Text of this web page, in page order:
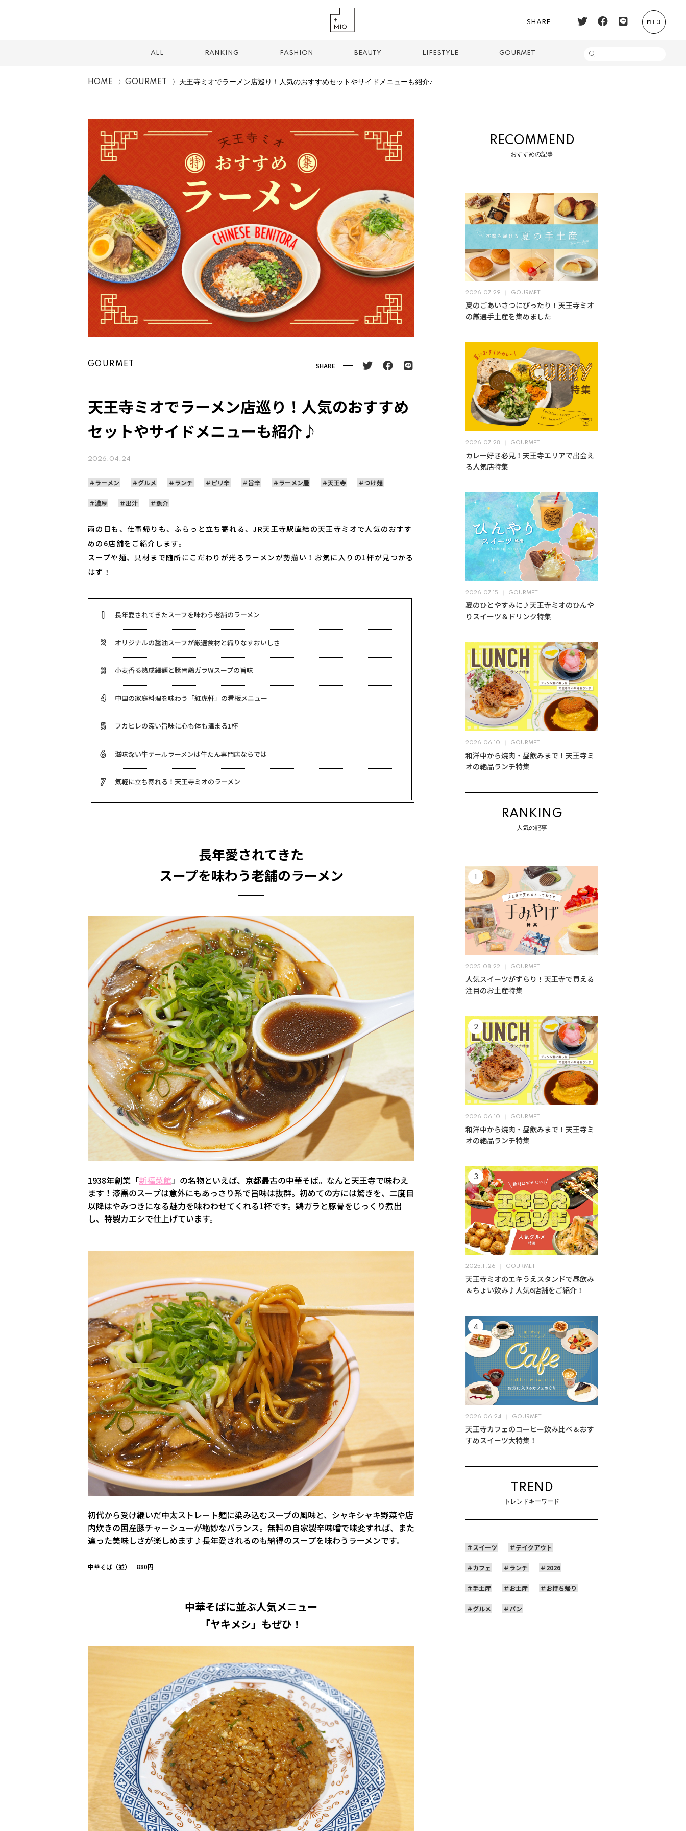
SHARE
ALL RANKING FASHION BEAUTY LIFESTYLE GOURMET
TREND TAG
テイクアウト カフェ 2026 お土産 お持ち帰り
HOME GOURMET 天王寺ミオでラーメン店巡り！人気のおすすめセットやサイドメニューも紹介♪
GOURMET SHARE
天王寺ミオでラーメン店巡り！人気のおすすめ
セットやサイドメニューも紹介♪
2026.04.24
ラーメン グルメ ランチ ピリ辛 旨辛 ラーメン屋 天王寺 つけ麺
濃厚 出汁 魚介
雨の日も、仕事帰りも、ふらっと立ち寄れる、JR天王寺駅直結の天王寺ミオで人気のおすす
めの6店舗をご紹介します。
スープや麺、具材まで随所にこだわりが光るラーメンが勢揃い！お気に入りの1杯が見つかる
はず！
1 長年愛されてきたスープを味わう老舗のラーメン
2 オリジナルの醤油スープが厳選食材と織りなすおいしさ
3 小麦香る熟成細麺と豚骨鶏ガラWスープの旨味
4 中国の家庭料理を味わう「紅虎軒」の看板メニュー
5 フカヒレの深い旨味に心も体も温まる1杯
6 滋味深い牛テールラーメンは牛たん専門店ならでは
7 気軽に立ち寄れる！天王寺ミオのラーメン
長年愛されてきた
スープを味わう老舗のラーメン
1938年創業「新福菜館 」の名物といえば、京都最古の中華そば。なんと天王寺で味わえ
ます！漆黒のスープは意外にもあっさり系で旨味は抜群。初めての方には驚きを、二度目
以降はやみつきになる魅力を味わわせてくれる1杯です。鶏ガラと豚骨をじっくり煮出
し、特製カエシで仕上げています。
初代から受け継いだ中太ストレート麺に染み込むスープの風味と、シャキシャキ野菜や店
内炊きの国産豚チャーシューが絶妙なバランス。無料の自家製辛味噌で味変すれば、また
違った美味しさが楽しめます♪長年愛されるのも納得のスープを味わうラーメンです。
中華そば（並） 880円
中華そばに並ぶ人気メニュー
「ヤキメシ」もぜひ！
RECOMMEND
おすすめの記事
2026.07.29 GOURMET
夏のごあいさつにぴったり！天王寺ミオ
の厳選手土産を集めました
2026.07.28 GOURMET
カレー好き必見！天王寺エリアで出会え
る人気店特集
2026.07.15 GOURMET
夏のひとやすみに♪天王寺ミオのひんや
りスイーツ＆ドリンク特集
2026.06.10 GOURMET
和洋中から焼肉・昼飲みまで！天王寺ミ
オの絶品ランチ特集
RANKING
人気の記事
2025.08.22 GOURMET
人気スイーツがずらり！天王寺で買える
注目のお土産特集
2026.06.10 GOURMET
和洋中から焼肉・昼飲みまで！天王寺ミ
オの絶品ランチ特集
2025.11.26 GOURMET
天王寺ミオのエキうえスタンドで昼飲み
＆ちょい飲み♪人気6店舗をご紹介！
2026.06.24 GOURMET
天王寺カフェのコーヒー飲み比べ＆おす
すめスイーツ大特集！
TREND
トレンドキーワード
スイーツ テイクアウト
カフェ ランチ 2026
手土産 お土産 お持ち帰り
グルメ パン